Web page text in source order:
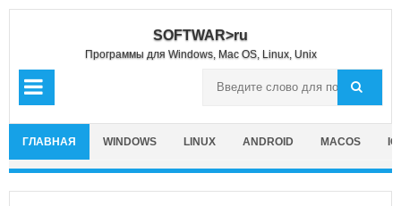
SOFTWAR>ru
Программы для Windows, Mac OS, Linux, Unix
ГЛАВНАЯ WINDOWS LINUX ANDROID MACOS